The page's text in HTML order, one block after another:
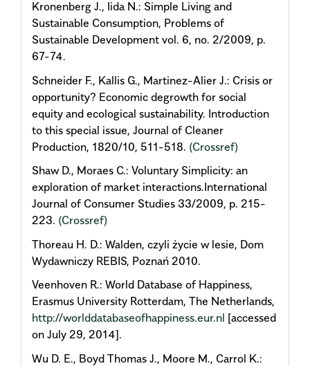
Kronenberg J., Iida N.: Simple Living and
Sustainable Consumption, Problems of
Sustainable Development vol. 6, no. 2/2009, p.
67-74.
Schneider F., Kallis G., Martinez-Alier J.: Crisis or
opportunity? Economic degrowth for social
equity and ecological sustainability. Introduction
to this special issue, Journal of Cleaner
Production, 1820/10, 511-518. (Crossref)
Shaw D., Moraes C.: Voluntary Simplicity: an
exploration of market interactions.International
Journal of Consumer Studies 33/2009, p. 215-
223. (Crossref)
Thoreau H. D.: Walden, czyli życie w lesie, Dom
Wydawniczy REBIS, Poznań 2010.
Veenhoven R.: World Database of Happiness,
Erasmus University Rotterdam, The Netherlands,
http://worlddatabaseofhappiness.eur.nl [accessed
on July 29, 2014].
Wu D. E., Boyd Thomas J., Moore M., Carrol K.: